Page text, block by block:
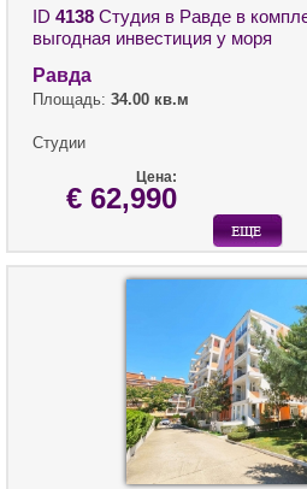
ID 4138 Студия в Равде в
выгодная инвестиция у моря
Равда
Площадь: 34.00 кв.м
Студии
Цена:
€ 62,990